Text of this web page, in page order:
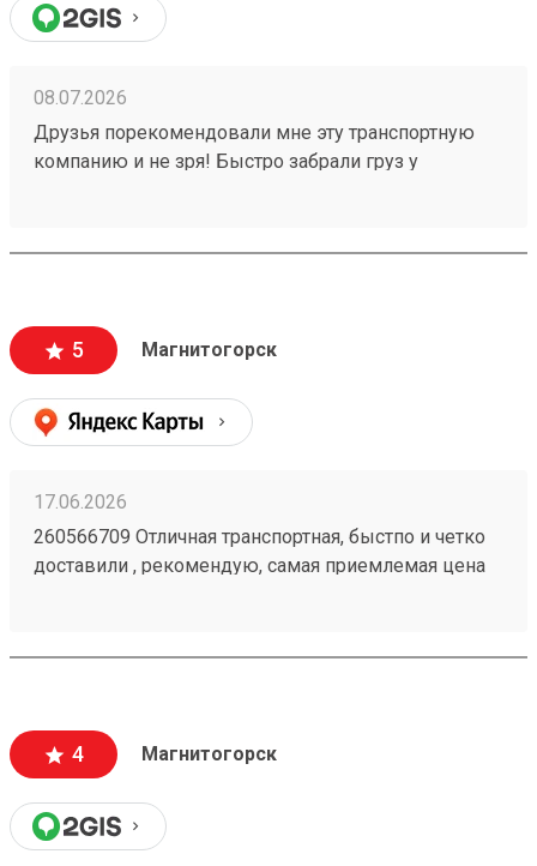
08.07.2026
Друзья порекомендовали мне эту транспортную
компанию и не зря! Быстро забрали груз у
5 Магнитогорск
17.06.2026
260566709 Отличная транспортная, быстпо и четко
доставили , рекомендую, самая приемлемая цена
4 Магнитогорск